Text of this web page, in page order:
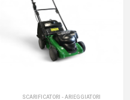
SCARIFICATORI - ARIEGGIATORI